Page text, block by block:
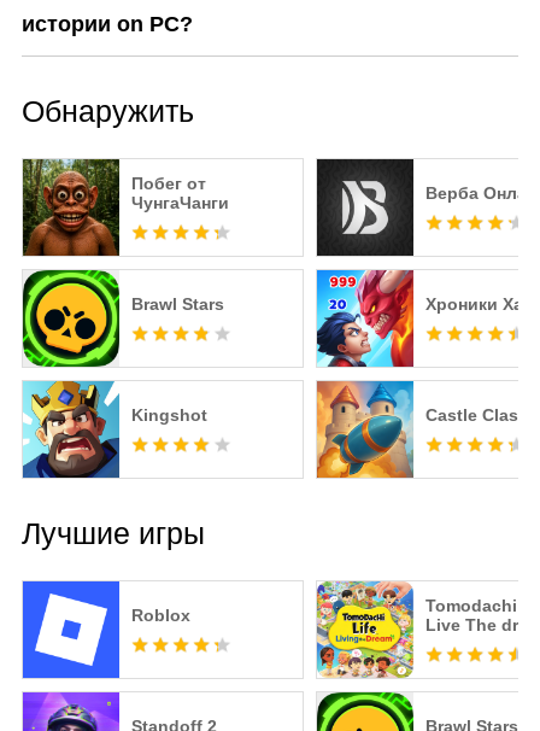
истории on PC?
Обнаружить
Побег от
ЧунгаЧанги
Верба
Brawl Stars Хроники
Kingshot Castle
Лучшие игры
Roblox
Standoff 2
Tomodachi
Live The
Brawl Stars